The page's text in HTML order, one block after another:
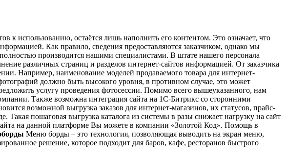
к использованию, остаётся лишь наполнить его контентом. Это означает, что
Как правило, сведения предоставляются заказчиком, однако мы
производится нашими специалистами. В штате нашего персонала
различных страниц и разделов интернет-сайтов информацией. От заказчика
Например, наименование моделей продаваемого товара для интернет-
должно быть высокого уровня, в противном случае, это может
услугу проведения фотосессии. Помимо всего вышеуказанного, нам
Также возможна интеграция сайта на 1С-Битрикс со сторонними
возможной выгрузка заказов для интернет-магазинов, их статусов, прайс-
Такая пошаговая выгрузка каталога из системы в разы снижает нагрузку на сайт
на данной платформе Вы можете в компании «Золотой Код». Помощь в
Меню борды – это технология, позволяющая выводить на экран меню,
решение, которое подходит для баров, кафе, ресторанов быстрого